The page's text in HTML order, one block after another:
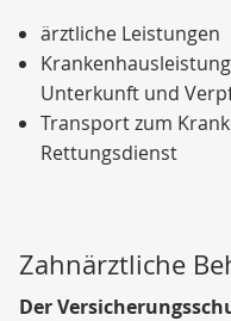
ärztliche Leistungen
Unterkunft und
Transport zum
Rettungsdienst
Zahnärztliche
Der